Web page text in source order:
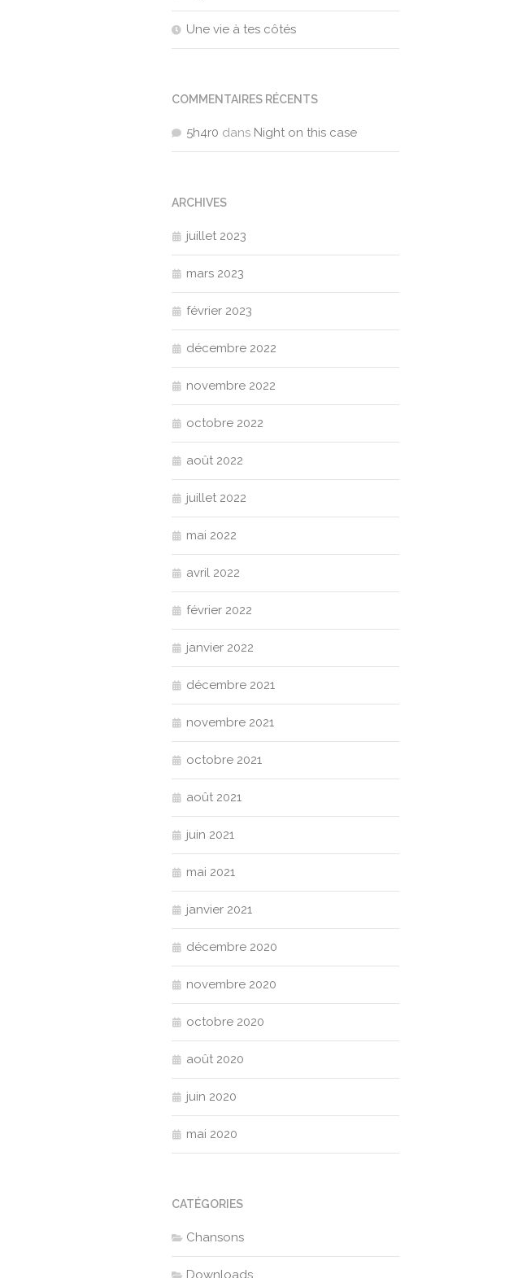
Une vie à tes côtés
COMMENTAIRES RÉCENTS
5h4r0 dans Night on this case
ARCHIVES
juillet 2023
mars 2023
février 2023
décembre 2022
novembre 2022
octobre 2022
août 2022
juillet 2022
mai 2022
avril 2022
février 2022
janvier 2022
décembre 2021
novembre 2021
octobre 2021
août 2021
juin 2021
mai 2021
janvier 2021
décembre 2020
novembre 2020
octobre 2020
août 2020
juin 2020
mai 2020
CATÉGORIES
Chansons
Downloads